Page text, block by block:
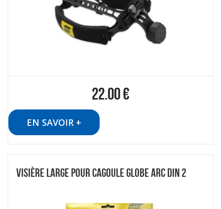
22.00€
EN SAVOIR +
VISIÈRE LARGE POUR CAGOULE GLOBE ARC DIN 2